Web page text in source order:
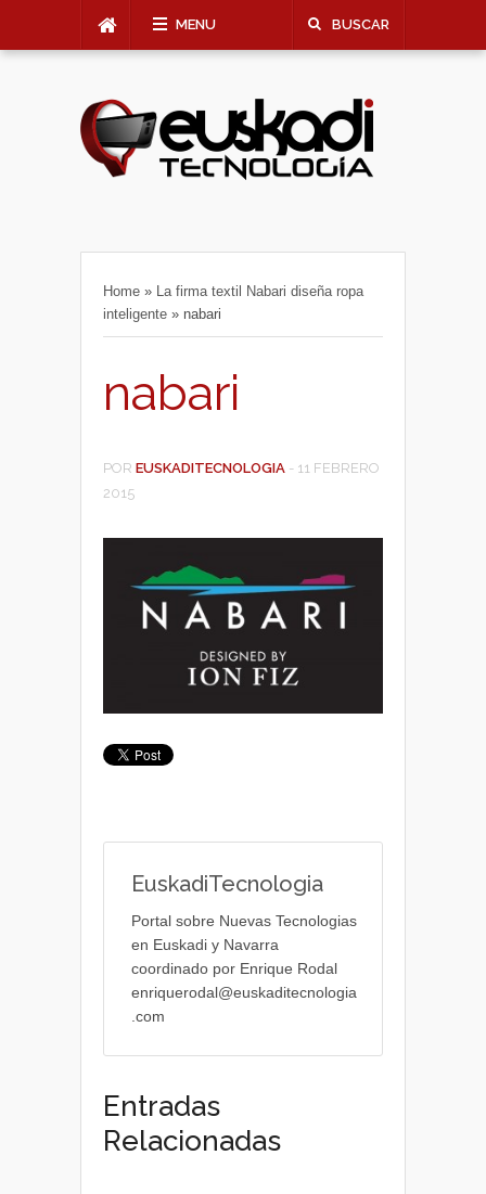
MENU BUSCAR
Home » La firma textil Nabari diseña ropa
inteligente » nabari
nabari
POR EUSKADITECNOLOGIA - 11 FEBRERO
2015
EuskadiTecnologia
Portal sobre Nuevas Tecnologias
en Euskadi y Navarra
coordinado por Enrique Rodal
enriquerodal@euskaditecnologia
.com
Entradas
Relacionadas